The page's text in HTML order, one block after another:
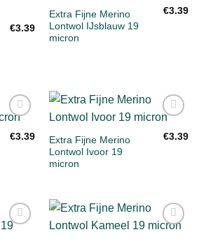
€3.39
aan
Extra Fijne Merino
Lontwol IJsblauw 19
micron
€3.39
aan€3.39
aan
Extra Fijne Merino
Lontwol Ivoor 19
micron
€3.39